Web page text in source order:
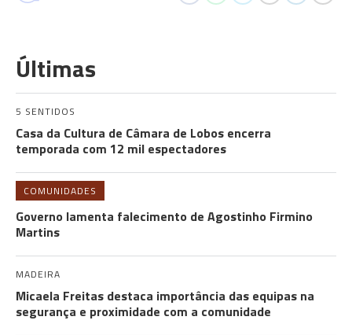
Últimas
5 SENTIDOS
Casa da Cultura de Câmara de Lobos encerra
temporada com 12 mil espectadores
COMUNIDADES
Governo lamenta falecimento de Agostinho Firmino
Martins
MADEIRA
Micaela Freitas destaca importância das equipas na
segurança e proximidade com a comunidade